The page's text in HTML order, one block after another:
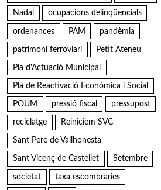
Nadal ocupacions delinqüencials
ordenances PAM pandèmia
patrimoni ferroviari Petit Ateneu
Pla d'Actuació Municipal
Pla de Reactivació Econòmica i Social
POUM pressió fiscal pressupost
reciclatge Reiniciem SVC
Sant Pere de Vallhonesta
Sant Vicenç de Castellet Setembre
societat taxa escombraries